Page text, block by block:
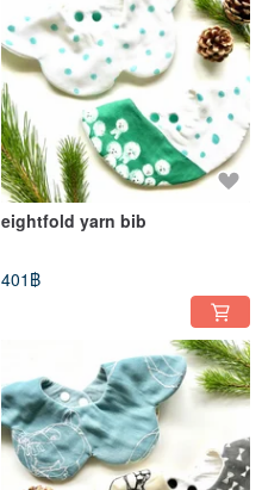
eightfold yarn bib
401฿